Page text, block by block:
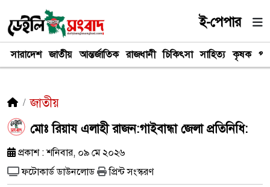
ই-পেপার
সারাদেশ জাতীয় আন্তর্জাতিক রাজধানী চিকিৎসা সাহিত্য কৃষক
জাতীয়
মোঃ রিয়ায এলাহী রাজন:গাইবান্ধা জেলা প্রতিনিধি:
প্রকাশ : শনিবার, ০৯ মে ২০২৬
ফটোকার্ড ডাউনলোড
প্রিন্ট সংস্করণ